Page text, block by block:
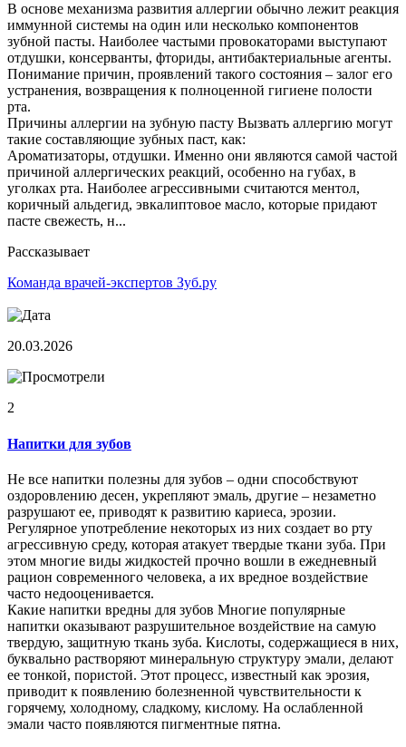
В основе механизма развития аллергии обычно лежит реакция
иммунной системы на один или несколько компонентов
зубной пасты. Наиболее частыми провокаторами выступают
отдушки, консерванты, фториды, антибактериальные агенты.
Понимание причин, проявлений такого состояния – залог его
устранения, возвращения к полноценной гигиене полости
рта.
Причины аллергии на зубную пасту Вызвать аллергию могут
такие составляющие зубных паст, как:
Ароматизаторы, отдушки. Именно они являются самой частой
причиной аллергических реакций, особенно на губах, в
уголках рта. Наиболее агрессивными считаются ментол,
коричный альдегид, эвкалиптовое масло, которые придают
пасте свежесть, н...
Рассказывает
Команда врачей-экспертов Зуб.ру
20.03.2026
2
Напитки для зубов
Не все напитки полезны для зубов – одни способствуют
оздоровлению десен, укрепляют эмаль, другие – незаметно
разрушают ее, приводят к развитию кариеса, эрозии.
Регулярное употребление некоторых из них создает во рту
агрессивную среду, которая атакует твердые ткани зуба. При
этом многие виды жидкостей прочно вошли в ежедневный
рацион современного человека, а их вредное воздействие
часто недооценивается.
Какие напитки вредны для зубов Многие популярные
напитки оказывают разрушительное воздействие на самую
твердую, защитную ткань зуба. Кислоты, содержащиеся в них,
буквально растворяют минеральную структуру эмали, делают
ее тонкой, пористой. Этот процесс, известный как эрозия,
приводит к появлению болезненной чувствительности к
горячему, холодному, сладкому, кислому. На ослабленной
эмали часто появляются пигментные пятна.